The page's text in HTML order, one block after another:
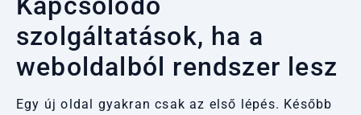
szolgáltatások, ha a
weboldalból rendszer lesz
Egy új oldal gyakran csak az első lépés. Később